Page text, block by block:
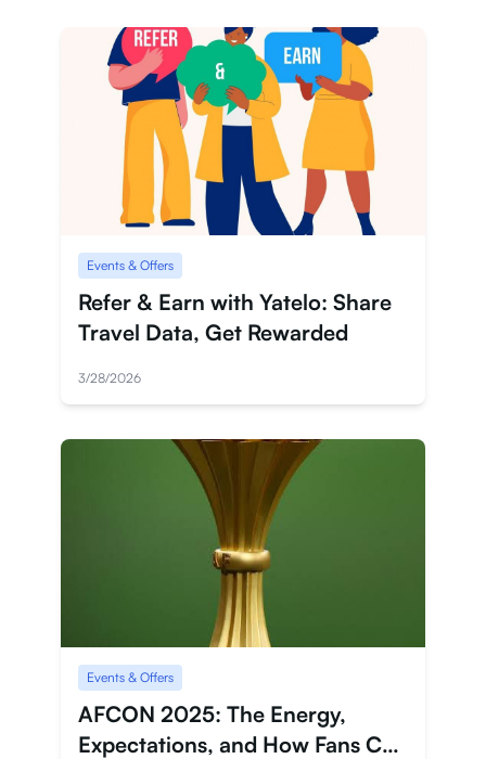
デバイス互換性
サインイン
サインアップ
Events & Offers
Refer & Earn with Yatelo: Share
Travel Data, Get Rewarded
3/28/2026
Events & Offers
AFCON 2025: The Energy,
Expectations, and How Fans Can